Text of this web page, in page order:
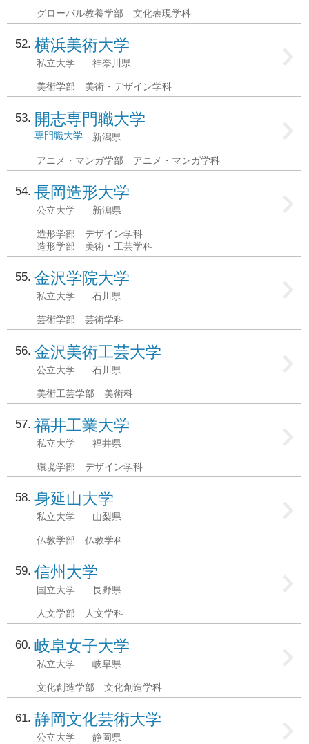
グローバル教養学部 文化表現学科
52 横浜美術大学
私立大学 神奈川県
美術学部 美術・デザイン学科
53 開志専門職大学
新潟県
専門職大学
アニメ・マンガ学部 アニメ・マンガ学科
54 長岡造形大学
公立大学 新潟県
造形学部 デザイン学科
造形学部 美術・工芸学科
55 金沢学院大学
私立大学 石川県
芸術学部 芸術学科
56 金沢美術工芸大学
公立大学 石川県
美術工芸学部 美術科
57 福井工業大学
私立大学 福井県
環境学部 デザイン学科
58 身延山大学
私立大学 山梨県
仏教学部 仏教学科
59 信州大学
国立大学 長野県
人文学部 人文学科
60 岐阜女子大学
私立大学 岐阜県
文化創造学部 文化創造学科
61 静岡文化芸術大学
公立大学 静岡県